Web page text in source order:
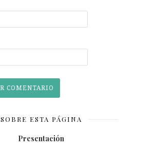
SOBRE ESTA PÁGINA
Presentación